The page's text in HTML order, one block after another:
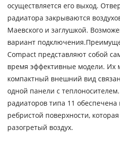
осуществляется его выход.
радиатора закрываются
Маевского и заглушкой.
вариант
Compact представляют собой
время эффективные модели. Их
компактный внешний вид
одной панели с
радиаторов типа 11
ребристой поверхности,
разогретый воздух.